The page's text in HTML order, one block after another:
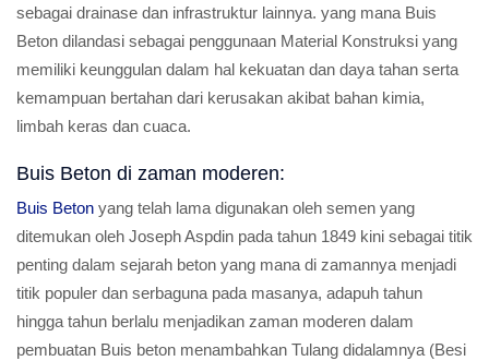
sebagai drainase dan infrastruktur lainnya. yang mana Buis
Beton dilandasi sebagai penggunaan Material Konstruksi yang
memiliki keunggulan dalam hal kekuatan dan daya tahan serta
kemampuan bertahan dari kerusakan akibat bahan kimia,
limbah keras dan cuaca.
Buis Beton di zaman moderen:
Buis Beton yang telah lama digunakan oleh semen yang
ditemukan oleh Joseph Aspdin pada tahun 1849 kini sebagai titik
penting dalam sejarah beton yang mana di zamannya menjadi
titik populer dan serbaguna pada masanya, adapuh tahun
hingga tahun berlalu menjadikan zaman moderen dalam
pembuatan Buis beton menambahkan Tulang didalamnya (Besi